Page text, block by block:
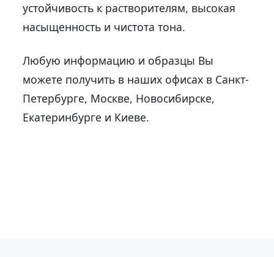
устойчивость к растворителям, высокая
насыщенность и чистота тона.
Любую информацию и образцы Вы
можете получить в наших офисах в Санкт-
Петербурге, Москве, Новосибирске,
Екатеринбурге и Киеве.